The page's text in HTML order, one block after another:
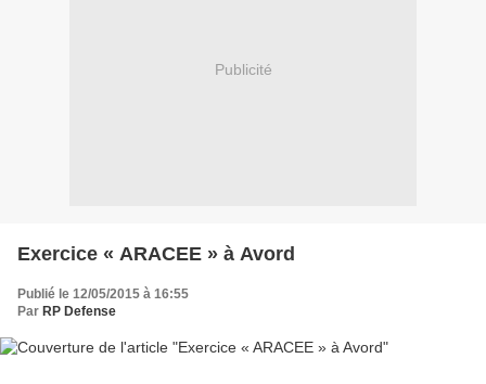
Publicité
Exercice « ARACEE » à Avord
Publié le 12/05/2015 à 16:55
Par RP Defense